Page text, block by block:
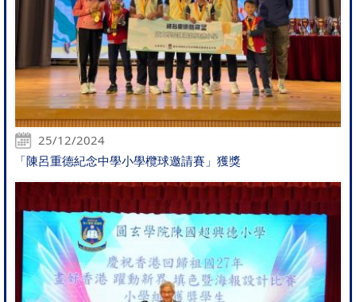
25/12/2024
「陳呂重德紀念中學小學欖球邀請賽」獲獎